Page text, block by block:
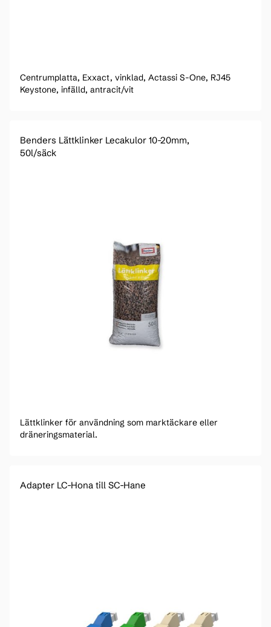
Centrumplatta, Exxact, vinklad, Actassi S-One, RJ45
Keystone, infälld, antracit/vit
Benders Lättklinker Lecakulor 10-20mm,
50l/säck
Lättklinker för användning som marktäckare eller
dräneringsmaterial.
Adapter LC-Hona till SC-Hane